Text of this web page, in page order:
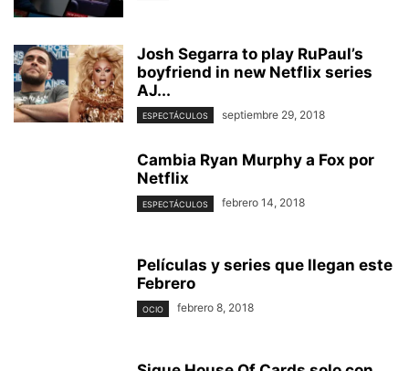
Josh Segarra to play RuPaul’s
boyfriend in new Netflix series
AJ...
ESPECTÁCULOS septiembre 29, 2018
Cambia Ryan Murphy a Fox por
Netflix
ESPECTÁCULOS febrero 14, 2018
Películas y series que llegan este
Febrero
OCIO febrero 8, 2018